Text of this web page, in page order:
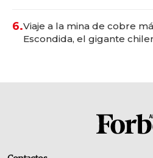
6.Viaje a la mina de cobre
Escondida, el gigante